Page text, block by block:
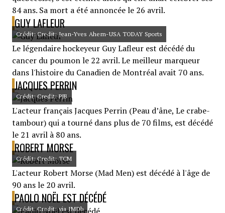
84 ans. Sa mort a été annoncée le 26 avril.
GUY LAFLEUR
Crédit: Credit: Jean-Yves Ahern-USA TODAY Sports
Le légendaire hockeyeur Guy Lafleur est décédé du
cancer du poumon le 22 avril. Le meilleur marqueur
dans l'histoire du Canadien de Montréal avait 70 ans.
JACQUES PERRIN
Crédit: Credit: PJB
L'acteur français Jacques Perrin (Peau d’âne, Le crabe-
tambour) qui a tourné dans plus de 70 films, est décédé
le 21 avril à 80 ans.
ROBERT MORSE
Crédit: Credit: TCM
L'acteur Robert Morse (Mad Men) est décédé à l'âge de
90 ans le 20 avril.
PAOLO NOËL EST DÉCÉDÉ
Crédit: Credit: via IMDb